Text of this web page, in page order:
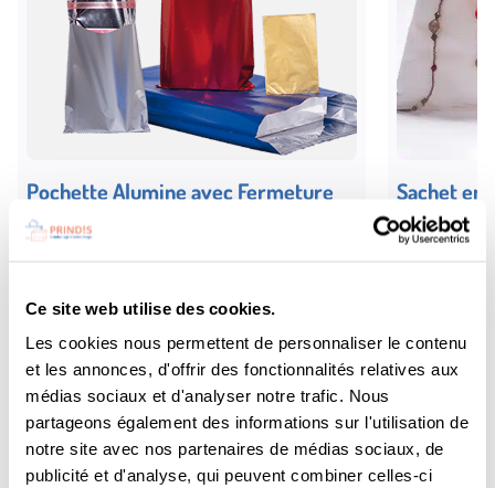
Ce site web utilise des cookies.
Les cookies nous permettent de personnaliser le contenu
et les annonces, d'offrir des fonctionnalités relatives aux
médias sociaux et d'analyser notre trafic. Nous
partageons également des informations sur l'utilisation de
notre site avec nos partenaires de médias sociaux, de
publicité et d'analyse, qui peuvent combiner celles-ci
Pochette Alumine avec Fermeture
adhésive
Sachet en
Livraison sous 24/72h
en France Métropolitaine pour toute
commande passée avant 12h00.